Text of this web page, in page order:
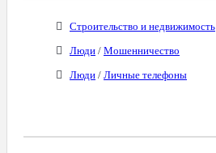
Строительство и недвижимость
Люди / Мошенничество
Люди / Личные телефоны